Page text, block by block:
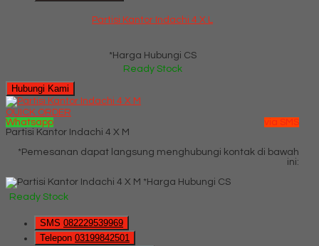
Partisi Kantor Indachi 4 X L
*Harga Hubungi CS
Ready Stock
Hubungi Kami
QUICK ORDER
Whatsapp
via SMS
Partisi Kantor Indachi 4 X M
*Pemesanan dapat langsung menghubungi kontak di bawah
ini:
*Harga Hubungi CS
Ready Stock
SMS 082229539969
Telepon 03199842501